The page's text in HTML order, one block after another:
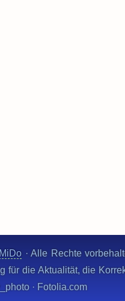
· Alle Rechte
für die Aktualität, die
· Fotolia.com